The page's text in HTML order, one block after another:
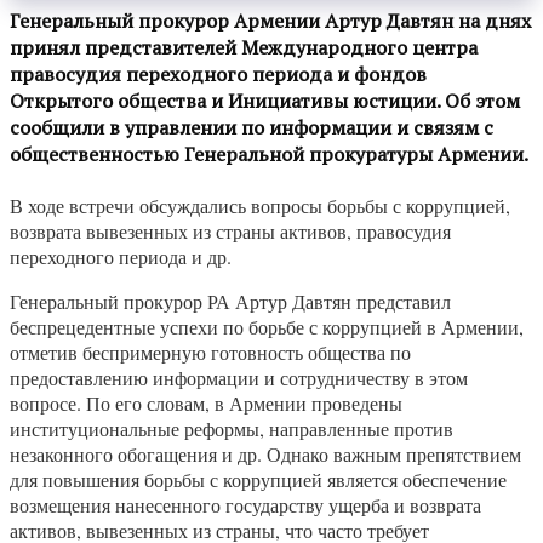
Генеральный прокурор Армении Артур Давтян на днях
принял представителей Международного центра
правосудия переходного периода и фондов
Открытого общества и Инициативы юстиции. Об этом
сообщили в управлении по информации и связям с
общественностью Генеральной прокуратуры Армении.
В ходе встречи обсуждались вопросы борьбы с коррупцией,
возврата вывезенных из страны активов, правосудия
переходного периода и др.
Генеральный прокурор РА Артур Давтян представил
беспрецедентные успехи по борьбе с коррупцией в Армении,
отметив беспримерную готовность общества по
предоставлению информации и сотрудничеству в этом
вопросе. По его словам, в Армении проведены
институциональные реформы, направленные против
незаконного обогащения и др. Однако важным препятствием
для повышения борьбы с коррупцией является обеспечение
возмещения нанесенного государству ущерба и возврата
активов, вывезенных из страны, что часто требует